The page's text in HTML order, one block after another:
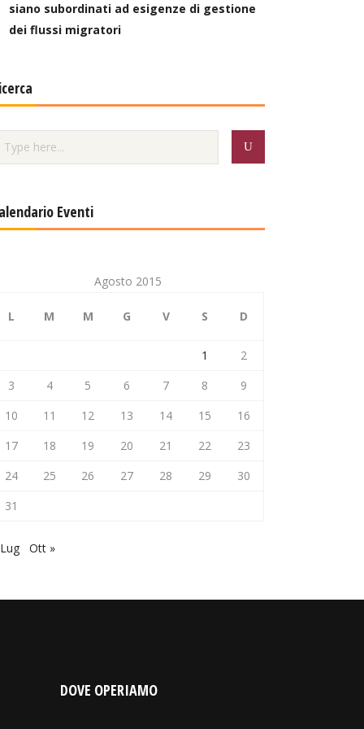
siano subordinati ad esigenze di gestione
dei flussi migratori
Eventi
Agosto 2015
L M M G V S D
1
2
3
4 5 6 7 8
9
10
11 12 13 14 15
16
17
18 19 20 21 22
23
24
25 26 27 28 29
30
31
Ott »
DOVE OPERIAMO